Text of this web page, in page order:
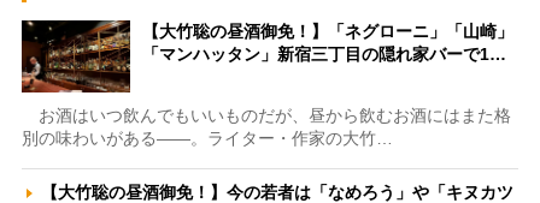
【大竹聡の昼酒御免！】「ネグローニ」「山崎」
「マンハッタン」新宿三丁目の隠れ家バーで1…
お酒はいつ飲んでもいいものだが、昼から飲むお酒にはまた格
別の味わいがある――。ライター・作家の大竹…
【大竹聡の昼酒御免！】今の若者は「なめろう」や「キヌカツ